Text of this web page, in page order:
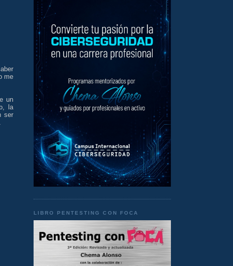
me
un
la
ser
LIBRO PENTESTING CON FOCA